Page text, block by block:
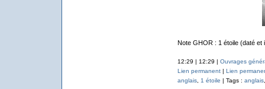
Note GHOR : 1 étoile (daté et
12:29 | 12:29 | Ouvrages
Lien permanent| Lien
anglais, 1 étoile | Tags : anglais